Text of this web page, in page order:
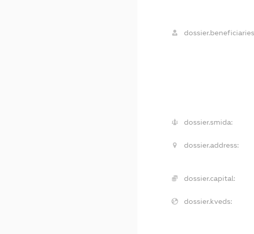
dossier.smida:
dossier.address:
dossier.capital:
dossier.kveds: